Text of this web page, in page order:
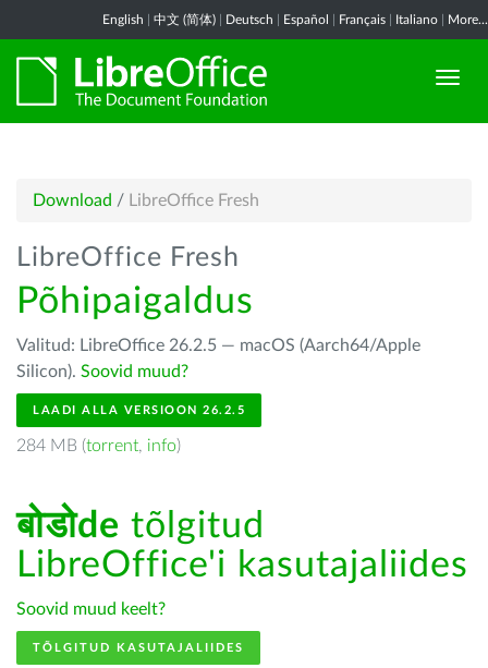
English 中文 (简体) Deutsch Español Français Italiano More...
Download / LibreOffice Fresh
LibreOffice Fresh
Põhipaigaldus
Valitud: LibreOffice 26.2.5 — macOS (Aarch64/Apple
Silicon). Soovid muud?
LAADI ALLA VERSIOON 26.2.5
284 MB (torrent, info)
बोडोde tõlgitud
LibreOffice'i kasutajaliides
Soovid muud keelt?
TÕLGITUD KASUTAJALIIDES